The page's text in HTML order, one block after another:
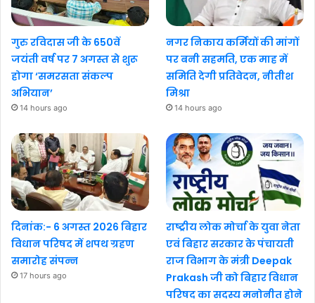
गुरु रविदास जी के 650वें
जयंती वर्ष पर 7 अगस्त से शुरू
होगा ‘समरसता संकल्प
अभियान’
14 hours ago
नगर निकाय कर्मियों की मांगों
पर बनी सहमति, एक माह में
समिति देगी प्रतिवेदन, नीतीश
मिश्रा
14 hours ago
दिनांक:- 6 अगस्त 2026 बिहार
विधान परिषद में शपथ ग्रहण
समारोह संपन्न
17 hours ago
राष्ट्रीय लोक मोर्चा के युवा नेता
एवं बिहार सरकार के पंचायती
राज विभाग के मंत्री Deepak
Prakash जी को बिहार विधान
परिषद का सदस्य मनोनीत होने